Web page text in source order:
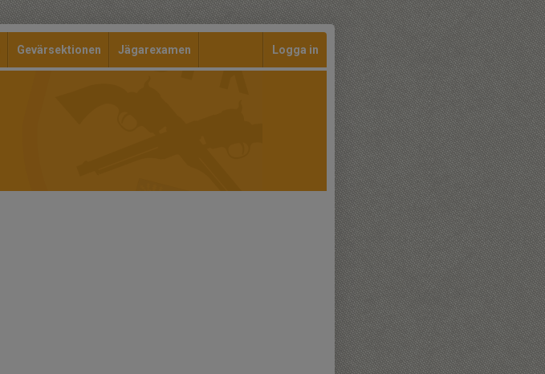
Gevärsektionen Jägarexamen Logga in